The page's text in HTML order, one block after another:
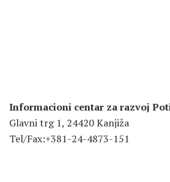
Informacioni centar za razvoj
Glavni trg 1, 24420 Kanjiža
Tel/Fax:+381-24-4873-151